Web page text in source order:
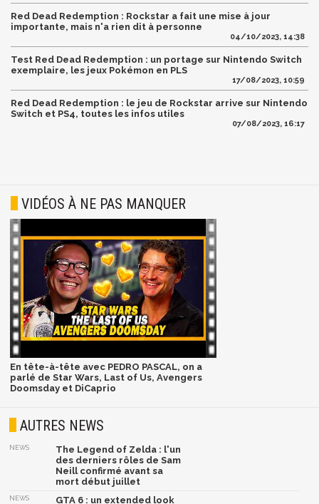
Red Dead Redemption : Rockstar a fait une mise à jour
importante, mais n'a rien dit à personne
04/10/2023, 14:38
Test Red Dead Redemption : un portage sur Nintendo Switch
exemplaire, les jeux Pokémon en PLS
17/08/2023, 10:59
Red Dead Redemption : le jeu de Rockstar arrive sur Nintendo
Switch et PS4, toutes les infos utiles
07/08/2023, 16:17
VIDÉOS À NE PAS MANQUER
En tête-à-tête avec PEDRO PASCAL, on a
parlé de Star Wars, Last of Us, Avengers
Doomsday et DiCaprio
AUTRES NEWS
NEWS
The Legend of Zelda : l'un
des derniers rôles de Sam
Neill confirmé avant sa
mort début juillet
NEWS GTA 6 : un extended look